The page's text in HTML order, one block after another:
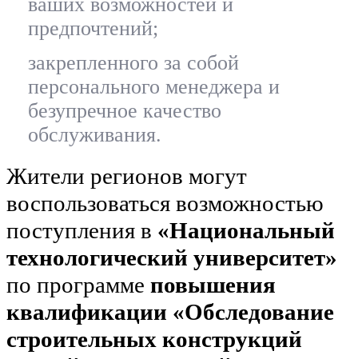
предпочтений;
закрепленного за собой
персонального менеджера и
безупречное качество
обслуживания.
Жители регионов могут
воспользоваться возможностью
поступления в «Национальный
технологический университет»
по программе повышения
квалификации «Обследование
строительных конструкций